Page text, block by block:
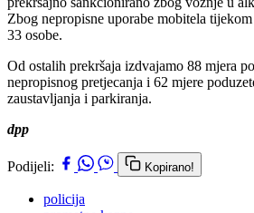
Zbog nepropisne uporabe mobitela
33 osobe.
Od ostalih prekršaja izdvajamo 88 mjera
nepropisnog pretjecanja i 62 mjere
zaustavljanja i parkiranja.
dpp
Podijeli: Kopirano!
policija